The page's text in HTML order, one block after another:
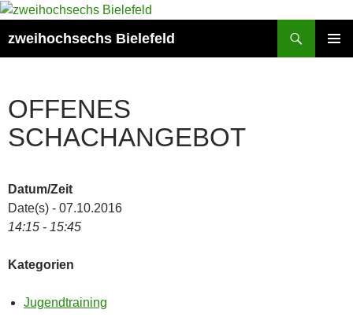
Zum
springen
zweihochsechs Bielefeld
OFFENES
SCHACHANGEBOT
Datum/Zeit
Date(s) - 07.10.2016
14:15 - 15:45
Kategorien
Jugendtraining